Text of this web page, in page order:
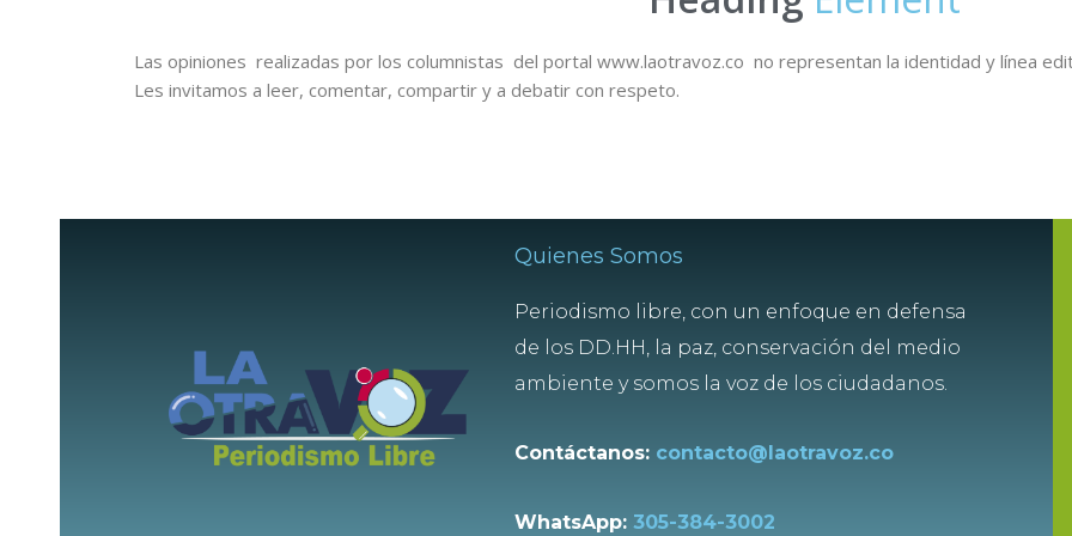
Las opiniones realizadas por los columnistas del portal www.laotravoz.co no representan la identidad y línea
Les invitamos a leer, comentar, compartir y a debatir con respeto.
Quienes Somos
Periodismo libre, con un enfoque en defensa
de los DD.HH, la paz, conservación del medio
ambiente y somos la voz de los ciudadanos.
Contáctanos: contacto@laotravoz.co
WhatsApp:305-384-3002